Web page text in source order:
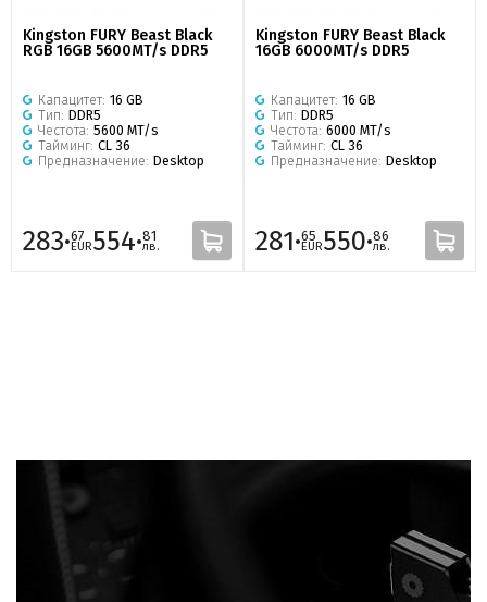
Kingston FURY Beast Black
RGB 16GB 5600MT/s DDR5
Капацитет: 16 GB
Тип: DDR5
Честота: 5600 MT/s
Тайминг: CL 36
Предназначение: Desktop
283·67
EUR554·81
лв.
Kingston FURY Beast Black
16GB 6000MT/s DDR5
Капацитет: 16 GB
Тип: DDR5
Честота: 6000 MT/s
Тайминг: CL 36
Предназначение: Desktop
281·65
EUR550·86
лв.